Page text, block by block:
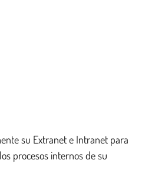
su Extranet e Intranet para
procesos internos de su